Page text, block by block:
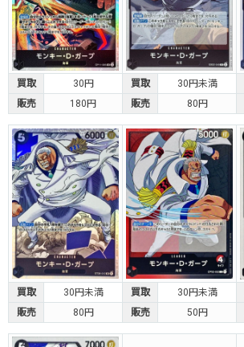
買取 30円 買取 30円未満
販売
180円 販売 80円
買取 30円未満 買取 30円未満
販売
80円 販売 50円